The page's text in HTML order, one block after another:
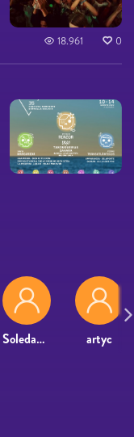
18.961 0
Soledad Garcia artyc